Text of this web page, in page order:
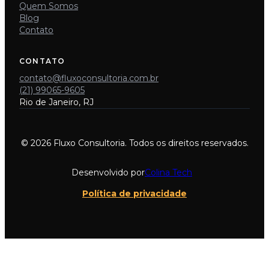
Quem Somos
Blog
Contato
CONTATO
contato@fluxoconsultoria.com.br
(21) 99065-9605
Rio de Janeiro, RJ
© 2026 Fluxo Consultoria. Todos os direitos reservados.
Desenvolvido porColina Tech
Política de privacidade